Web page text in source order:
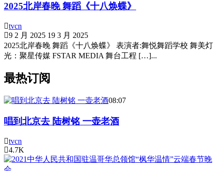
2025北岸春晚 舞蹈《十八焕蝶》
tvcn
9 2 月 2025 19 3 月 2025
2025北岸春晚 舞蹈《十八焕蝶》 表演者:舞悦舞蹈学校 舞美灯
光：聚星传媒 FSTAR MEDIA 舞台工程 […]...
最热订阅
08:07
唱到北京去 陆树铭 一壶老酒
tvcn
4.7K